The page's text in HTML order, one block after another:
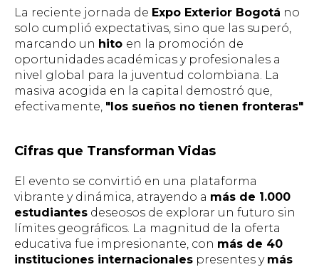
La reciente jornada de Expo Exterior Bogotá no
solo cumplió expectativas, sino que las superó,
marcando un hito en la promoción de
oportunidades académicas y profesionales a
nivel global para la juventud colombiana. La
masiva acogida en la capital demostró que,
efectivamente, "los sueños no tienen fronteras"
Cifras que Transforman Vidas
El evento se convirtió en una plataforma
vibrante y dinámica, atrayendo a más de 1.000
estudiantes deseosos de explorar un futuro sin
límites geográficos. La magnitud de la oferta
educativa fue impresionante, con más de 40
instituciones internacionales presentes y más